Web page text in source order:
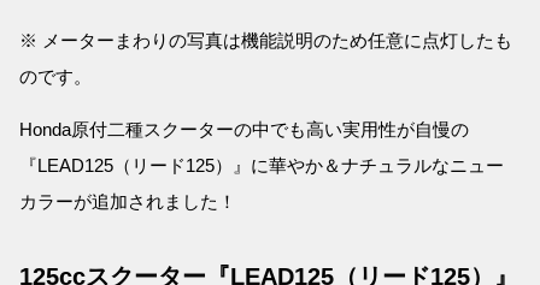
※ メーターまわりの写真は機能説明のため任意に点灯したも
のです。
Honda原付二種スクーターの中でも高い実用性が自慢の
『LEAD125（リード125）』に華やか＆ナチュラルなニュー
カラーが追加されました！
125ccスクーター『LEAD125（リード125）』